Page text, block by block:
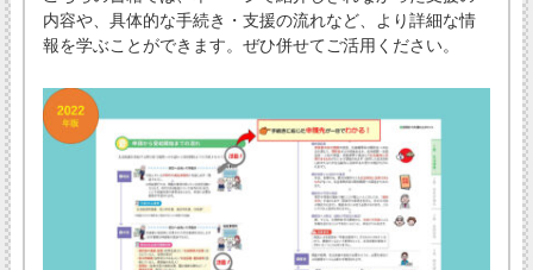
内容や、具体的な手続き・支援の流れなど、より詳細な情
報を学ぶことができます。ぜひ併せてご活用ください。